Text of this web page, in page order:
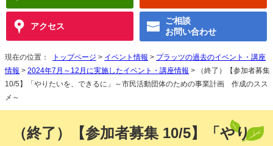
アクセス
ご相談
お問い合わせ
現在の位置： トップページ > イベント情報 > プラッツの過去のイベント・講座
情報 > 2024年7月～12月に実施したイベント・講座情報 > （終了）【参加者募集
10/5】「やりたいを、できるに」～市民活動団体のための事業計画 作成のスス
メ～
（終了）【参加者募集 10/5】「やり